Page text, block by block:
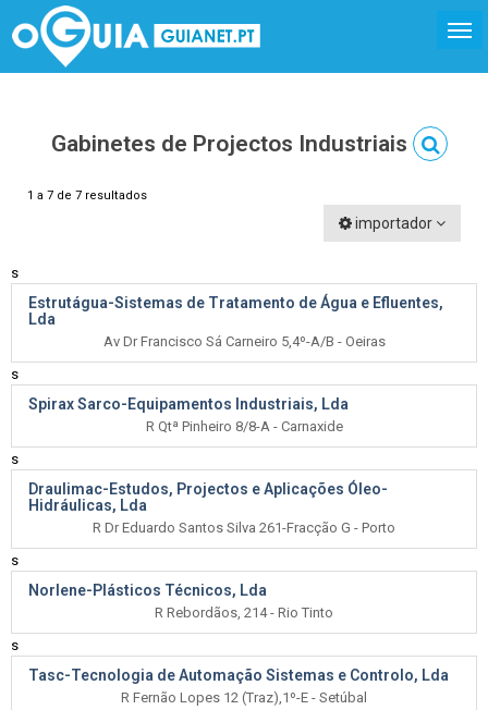
Gabinetes de Projectos Industriais
1 a 7 de 7 resultados
importador
s
Estrutágua-Sistemas de Tratamento de Água e Efluentes,
Lda
Av Dr Francisco Sá Carneiro 5,4º-A/B - Oeiras
s
Spirax Sarco-Equipamentos Industriais, Lda
R Qtª Pinheiro 8/8-A - Carnaxide
s
Draulimac-Estudos, Projectos e Aplicações Óleo-
Hidráulicas, Lda
R Dr Eduardo Santos Silva 261-Fracção G - Porto
s
Norlene-Plásticos Técnicos, Lda
R Rebordãos, 214 - Rio Tinto
s
Tasc-Tecnologia de Automação Sistemas e Controlo, Lda
R Fernão Lopes 12 (Traz),1º-E - Setúbal